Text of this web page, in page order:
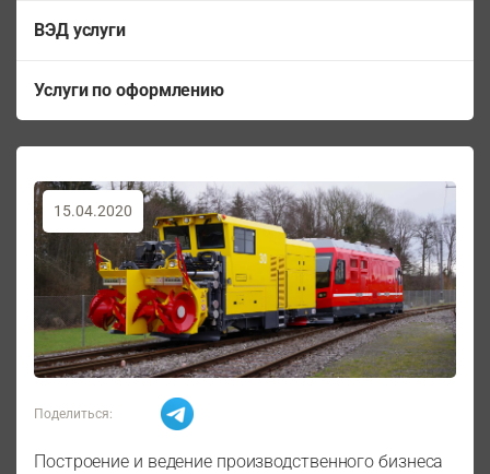
ВЭД услуги
Услуги по оформлению
15.04.2020
Поделиться:
Построение и ведение производственного бизнеса